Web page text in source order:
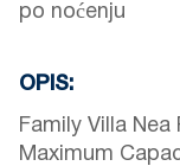
po noćenju
OPIS:
Family Villa
Maximum